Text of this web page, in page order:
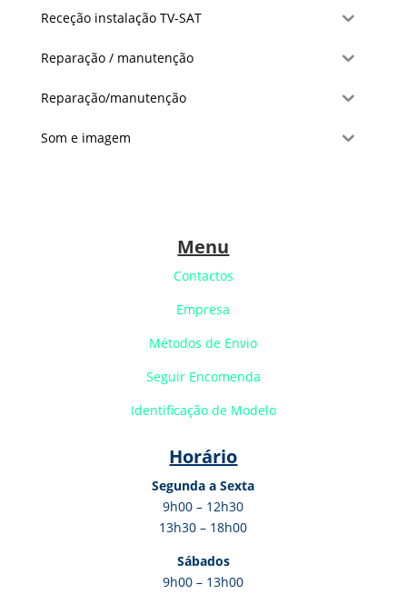
Receção instalação TV-SAT
Reparação / manutenção
Reparação/manutenção
Som e imagem
Menu
Contactos
Empresa
Métodos de Envio
Seguir Encomenda
Identificação de Modelo
Horário
Segunda a Sexta
9h00 – 12h30
13h30 – 18h00
Sábados
9h00 – 13h00